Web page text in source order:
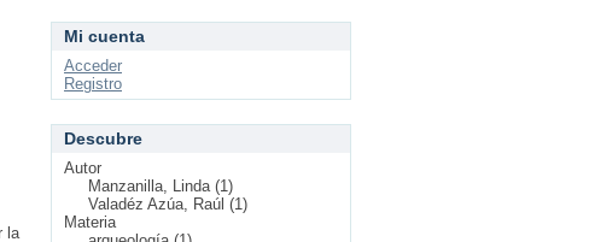
la
Mi cuenta
Acceder
Registro
Descubre
Autor
Manzanilla, Linda (1)
Valadéz Azúa, Raúl (1)
Materia